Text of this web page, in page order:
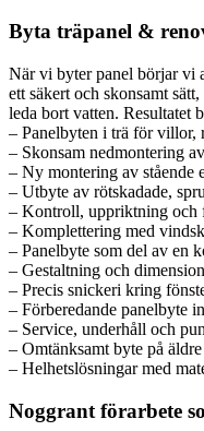
Byta träpanel &
När vi byter panel börjar vi
ett säkert och skonsamt
leda bort vatten. Resultatet
– Panelbyten i trä för villor,
– Skonsam nedmontering
– Ny montering av stående
– Utbyte av rötskadade,
– Kontroll, uppriktning och
– Komplettering med
– Panelbyte som del av en
– Gestaltning och
– Precis snickeri kring
– Förberedande panelbyte
– Service, underhåll och
– Omtänksamt byte på
– Helhetslösningar med
Noggrant förarbete